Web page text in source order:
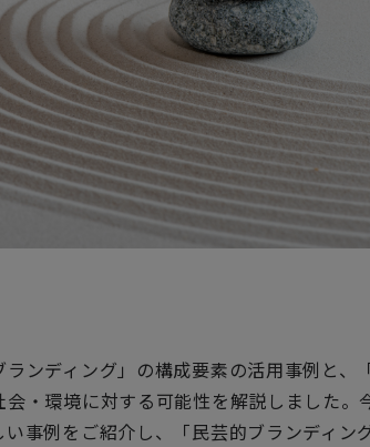
ンディング」の構成要素の活用事例と、
・環境に対する可能性を解説しました。
事例をご紹介し、「民芸的ブランディン